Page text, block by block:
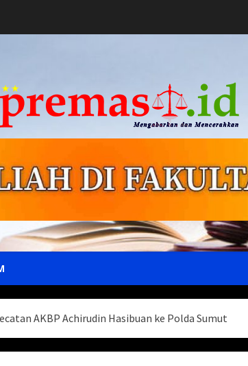
AKBP Achirudin Hasibuan ke Polda Sumut